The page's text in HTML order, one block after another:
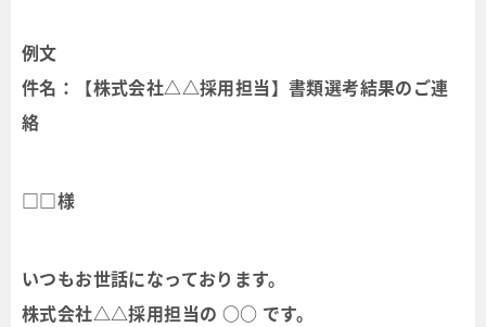
例文
件名：【株式会社△△採用担当】書類選考結果のご連
絡
□□様
いつもお世話になっております。
株式会社△△採用担当の ○○ です。